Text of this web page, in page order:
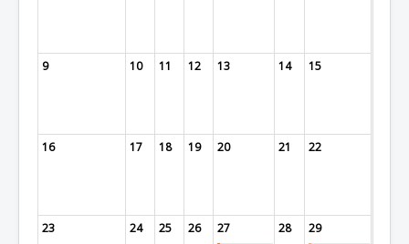
9 10 11 12 13 14 15
16 17 18 19 20 21 22
23 24 25 26 27 28 29